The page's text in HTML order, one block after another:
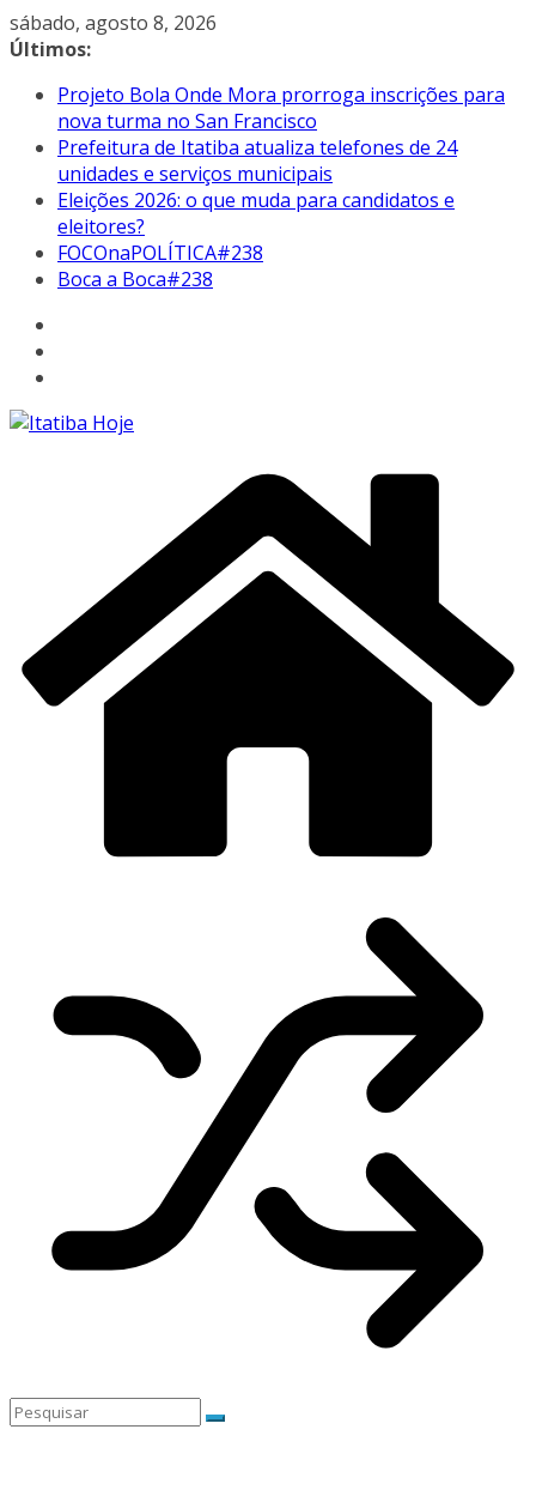
Pular
para
conteúdo
sábado, agosto 8, 2026
Últimos:
Projeto Bola Onde Mora prorroga inscrições para
nova turma no San Francisco
Prefeitura de Itatiba atualiza telefones de 24
unidades e serviços municipais
Eleições 2026: o que muda para candidatos e
eleitores?
FOCOnaPOLÍTICA#238
Boca a Boca#238